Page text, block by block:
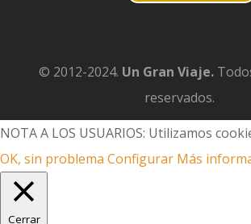
© 2012-2024. Un Gran Viaje.
reservados.
NOTA A LOS USUARIOS: Utilizamos
OK, sin problema Configurar Más
Cerrar